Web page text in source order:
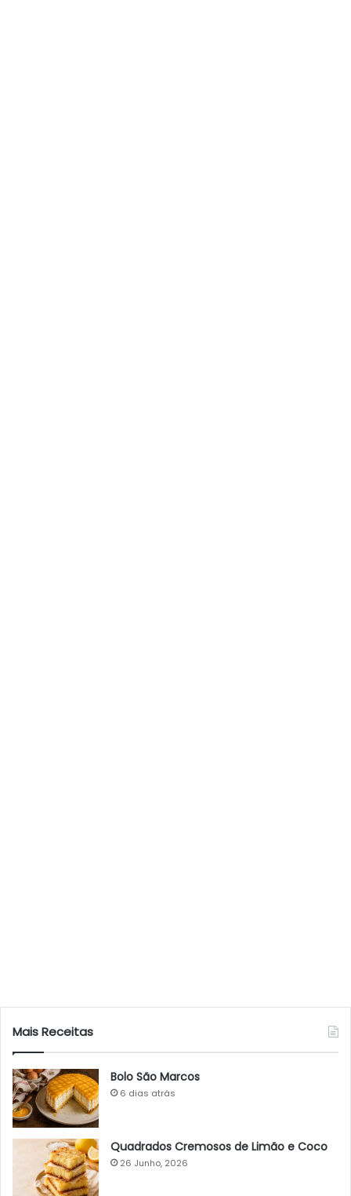
Mais Receitas
Bolo São Marcos
6 dias atrás
Quadrados Cremosos de Limão e Coco
26 Junho, 2026